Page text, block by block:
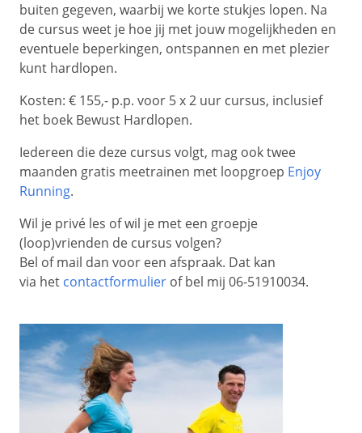
buiten gegeven, waarbij we korte stukjes lopen. Na
de cursus weet je hoe jij met jouw mogelijkheden en
eventuele beperkingen, ontspannen en met plezier
kunt hardlopen.
Kosten: € 155,- p.p. voor 5 x 2 uur cursus, inclusief
het boek Bewust Hardlopen.
Iedereen die deze cursus volgt, mag ook twee
maanden gratis meetrainen met loopgroep Enjoy
Running.
Wil je privé les of wil je met een groepje
(loop)vrienden de cursus volgen?
Bel of mail dan voor een afspraak. Dat kan
via het contactformulier of bel mij 06-51910034.